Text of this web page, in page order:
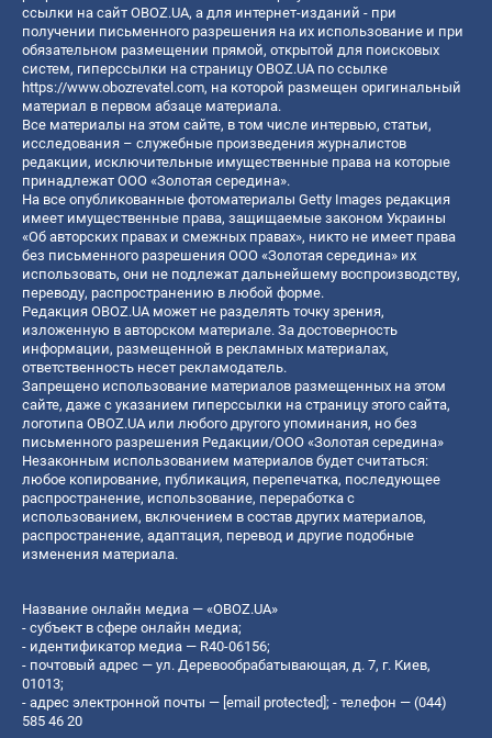
ссылки на сайт OBOZ.UA, а для интернет-изданий - при
получении письменного разрешения на их использование и при
обязательном размещении прямой, открытой для поисковых
систем, гиперссылки на страницу OBOZ.UA по ссылке
https://www.obozrevatel.com, на которой размещен оригинальный
материал в первом абзаце материала.
Все материалы на этом сайте, в том числе интервью, статьи,
исследования – служебные произведения журналистов
редакции, исключительные имущественные права на которые
принадлежат ООО «Золотая середина».
На все опубликованные фотоматериалы Getty Images редакция
имеет имущественные права, защищаемые законом Украины
«Об авторских правах и смежных правах», никто не имеет права
без письменного разрешения ООО «Золотая середина» их
использовать, они не подлежат дальнейшему воспроизводству,
переводу, распространению в любой форме.
Редакция OBOZ.UA может не разделять точку зрения,
изложенную в авторском материале. За достоверность
информации, размещенной в рекламных материалах,
ответственность несет рекламодатель.
Запрещено использование материалов размещенных на этом
сайте, даже с указанием гиперссылки на страницу этого сайта,
логотипа OBOZ.UA или любого другого упоминания, но без
письменного разрешения Редакции/ООО «Золотая середина»
Незаконным использованием материалов будет считаться:
любое копирование, публикация, перепечатка, последующее
распространение, использование, переработка с
использованием, включением в состав других материалов,
распространение, адаптация, перевод и другие подобные
изменения материала.
Название онлайн медиа — «OBOZ.UA»
- субъект в сфере онлайн медиа;
- идентификатор медиа — R40-06156;
- почтовый адрес — ул. Деревообрабатывающая, д. 7, г. Киев,
01013;
- адрес электронной почты — [email protected]; - телефон — (044)
585 46 20